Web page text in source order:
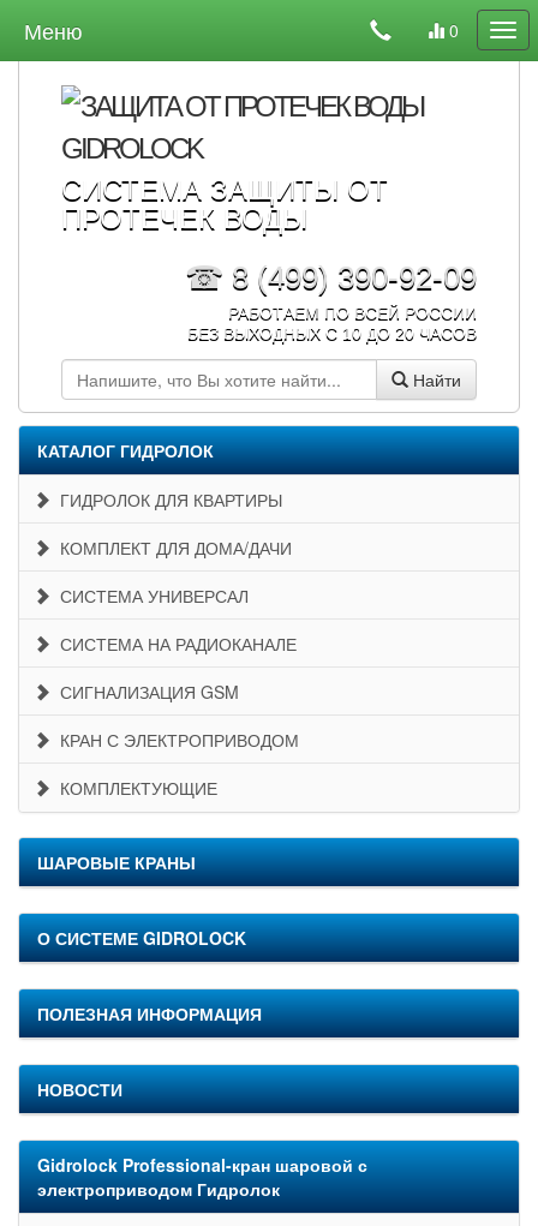
0
Меню
СИСТЕМА ЗАЩИТЫ ОТ
ПРОТЕЧЕК ВОДЫ
☎ 8 (499) 390-92-09
РАБОТАЕМ ПО ВСЕЙ РОССИИ
БЕЗ ВЫХОДНЫХ С 10 ДО 20 ЧАСОВ
Найти
КАТАЛОГ ГИДРОЛОК
ГИДРОЛОК ДЛЯ КВАРТИРЫ
КОМПЛЕКТ ДЛЯ ДОМА/ДАЧИ
СИСТЕМА УНИВЕРСАЛ
СИСТЕМА НА РАДИОКАНАЛЕ
СИГНАЛИЗАЦИЯ GSM
КРАН С ЭЛЕКТРОПРИВОДОМ
КОМПЛЕКТУЮЩИЕ
ШАРОВЫЕ КРАНЫ
О СИСТЕМЕ GIDROLOCK
ПОЛЕЗНАЯ ИНФОРМАЦИЯ
НОВОСТИ
Gidrolock Professional-кран шаровой с
электроприводом Гидролок